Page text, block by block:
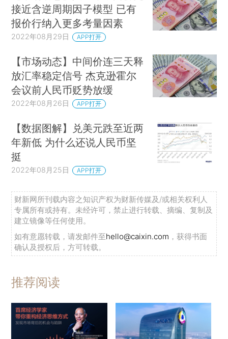
接近含逆周期因子模型 已有
报价行纳入更多考量因素
2022年08月29日 APP打开
【市场动态】中间价连三天释
放汇率稳定信号 杰克逊霍尔
会议前人民币贬势放缓
2022年08月26日 APP打开
【数据图解】兑美元跌至近两
年新低 为什么还说人民币坚
挺
2022年08月25日 APP打开
财新网所刊载内容之知识产权为财新传媒及/或相关权利人
专属所有或持有。未经许可，禁止进行转载、摘编、复制及
建立镜像等任何使用。
如有意愿转载，请发邮件至hello@caixin.com ，获得书面
确认及授权后，方可转载。
推荐阅读